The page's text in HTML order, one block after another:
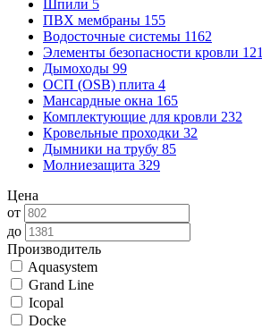
Шпили 5
ПВХ мембраны 155
Водосточные системы 1162
Элементы безопасности кровли 121
Дымоходы 99
ОСП (OSB) плита 4
Мансардные окна 165
Комплектующие для кровли 232
Кровельные проходки 32
Дымники на трубу 85
Молниезащита 329
Цена
от
до
Производитель
Aquasystem
Grand Line
Icopal
Docke